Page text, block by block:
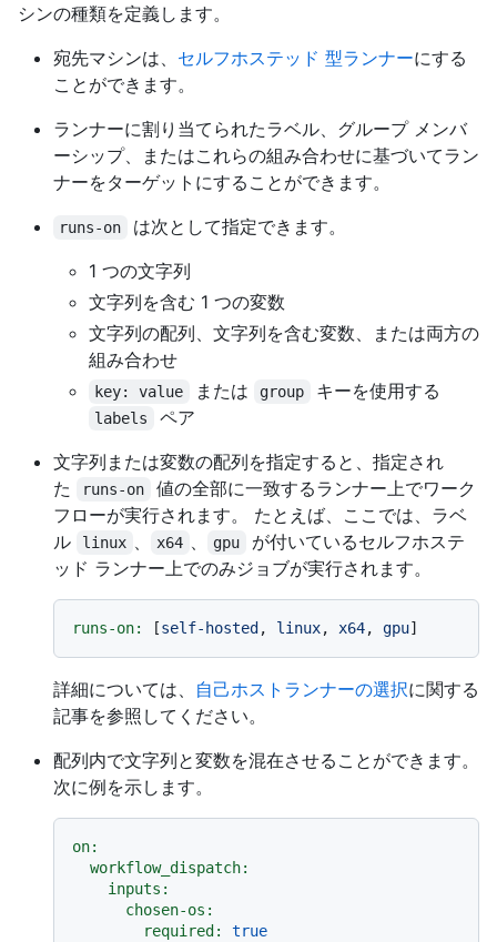
シンの種類を定義します。
宛先マシンは、 セルフホステッド 型ランナーにする
ことができます。
ランナーに割り当てられたラベル、グループ メンバ
ーシップ、またはこれらの組み合わせに基づいてラン
ナーをターゲットにすることができます。
runs-on
は次として指定できます。
1 つの文字列
文字列を含む 1 つの変数
文字列の配列、文字列を含む変数、または両方の
組み合わせ
key: value または group キーを使用する
labels
ペア
文字列または変数の配列を指定すると、指定され
た
runs-on
値の全部に一致するランナー上でワーク
フローが実行されます。 たとえば、ここでは、ラベ
ル
linux 、 x64 、 gpu
が付いているセルフホステ
ッド ランナー上でのみジョブが実行されます。
runs-on: [self-hosted , linux, x64, gpu
詳細については、 自己ホストランナーの選択に関する
記事を参照してください。
配列内で文字列と変数を混在させることができます。
次に例を示します。
on:
workflow_dispatch:
inputs:
chosen-os:
required:
true